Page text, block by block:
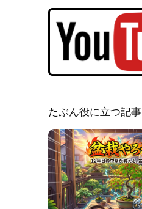
たぶん役に立つ記事